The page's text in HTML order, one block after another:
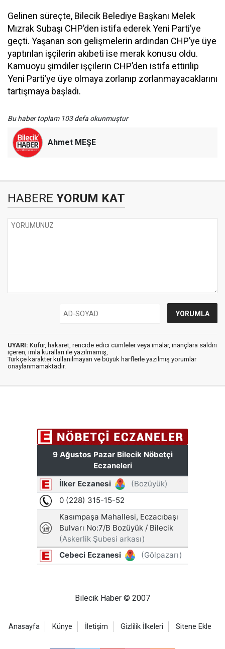
Gelinen süreçte, Bilecik Belediye Başkanı Melek
Mızrak Subaşı CHP’den istifa ederek Yeni Parti’ye
geçti. Yaşanan son gelişmelerin ardından CHP’ye üye
yaptırılan işçilerin akıbeti ise merak konusu oldu.
Kamuoyu şimdiler işçilerin CHP’den istifa ettirilip
Yeni Parti’ye üye olmaya zorlanıp zorlanmayacaklarını
tartışmaya başladı.
Bu haber toplam 103 defa okunmuştur
Ahmet MEŞE
HABERE YORUM KAT
UYARI: Küfür, hakaret, rencide edici cümleler veya imalar, inançlara saldırı
içeren, imla kuralları ile yazılmamış,
Türkçe karakter kullanılmayan ve büyük harflerle yazılmış yorumlar
onaylanmamaktadır.
Bilecik Haber © 2007
Anasayfa Künye İletişim Gizlilik İlkeleri Sitene Ekle